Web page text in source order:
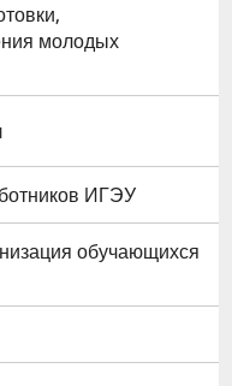
молодых
ИГЭУ
обучающихся